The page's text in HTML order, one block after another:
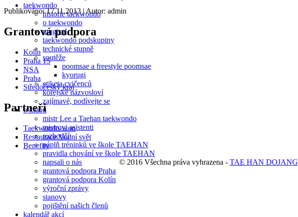
taekwondo
historie taekwondo
o taekwondo
mugisul
taekwondo podskupiny
technické stupně
soutěže
poomsae a freestyle poomsae
kyorugi
etiketa cvičenců
korejské názvosloví
zajímavé, podívejte se
o klubu
mistr Lee a Taehan taekwondo
mistrovi asistenti
rozhodčí
náplň tréninků ve škole TAEHAN
pravidla chování ve škole TAEHAN
napsali o nás
grantová podpora Praha
grantová podpora Kolín
výroční zprávy
stanovy
pojištění našich členů
kalendář akcí
Publikováno: 17.11.2013 | Autor: admin
Grantová podpora
Kolín
Praha 15
NSA
Praha
Středočeský kraj
Partneři
Taekwondo-won
Restaurace Vodní svět
Benefity
© 2016 Všechna práva vyhrazena - TAE HAN DOJANG